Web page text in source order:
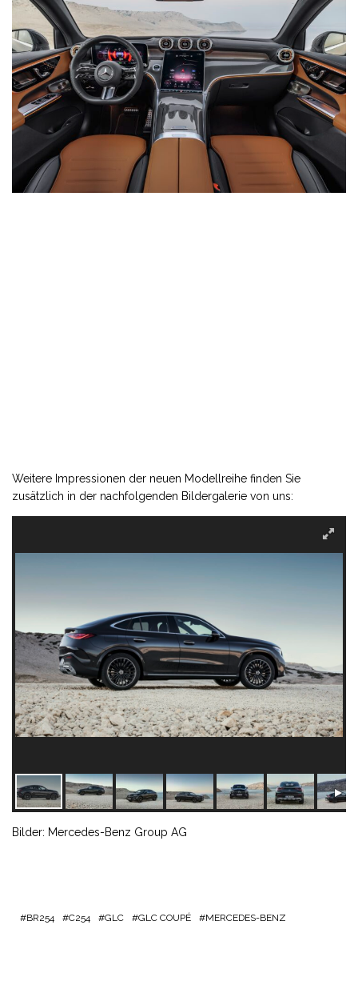
Weitere Impressionen der neuen Modellreihe finden Sie
zusätzlich in der nachfolgenden Bildergalerie von uns:
Bilder: Mercedes-Benz Group AG
BR254 C254 GLC GLC COUPÉ MERCEDES-BENZ